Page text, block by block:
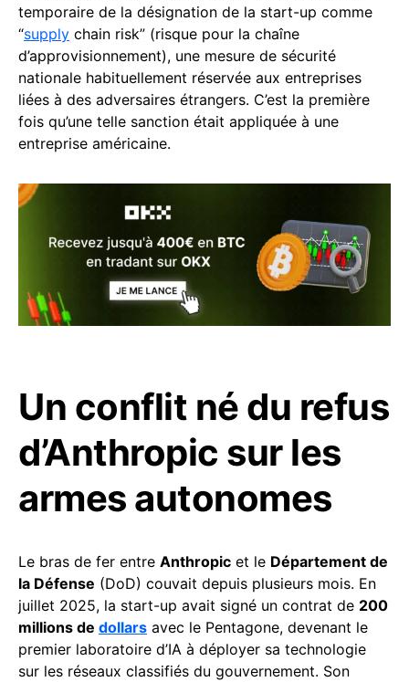
temporaire de la désignation de la start-up comme
“supply chain risk” (risque pour la chaîne
d’approvisionnement), une mesure de sécurité
nationale habituellement réservée aux entreprises
liées à des adversaires étrangers. C’est la première
fois qu’une telle sanction était appliquée à une
entreprise américaine.
Un conflit né du refus
d’Anthropic sur les
armes autonomes
Le bras de fer entre Anthropic et le Département de
la Défense (DoD) couvait depuis plusieurs mois. En
juillet 2025, la start-up avait signé un contrat de 200
millions de dollars avec le Pentagone, devenant le
premier laboratoire d’IA à déployer sa technologie
sur les réseaux classifiés du gouvernement. Son